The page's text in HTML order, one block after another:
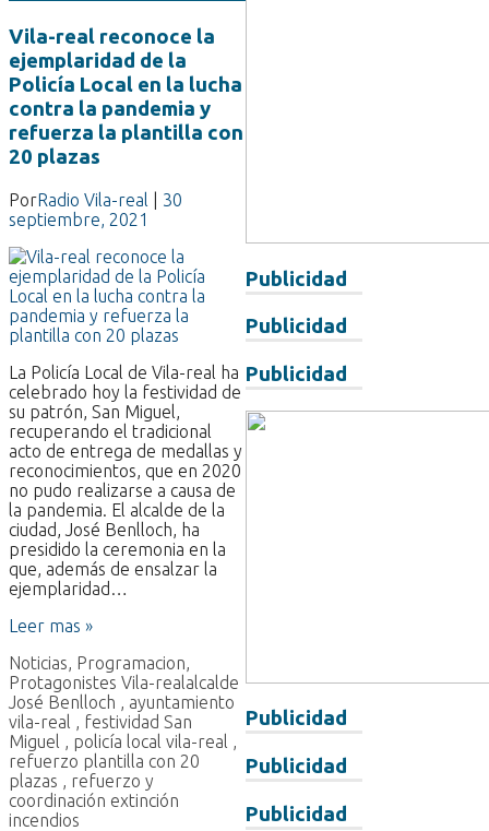
Publicidad
Publicidad
Publicidad
Publicidad
Publicidad
Publicidad
Vila-real reconoce la
ejemplaridad de la
Policía Local en la lucha
contra la pandemia y
refuerza la plantilla con
20 plazas
PorRadio Vila-real
30
septiembre, 2021
La Policía Local de Vila-real ha
celebrado hoy la festividad de
su patrón, San Miguel,
recuperando el tradicional
acto de entrega de medallas y
reconocimientos, que en 2020
no pudo realizarse a causa de
la pandemia. El alcalde de la
ciudad, José Benlloch, ha
presidido la ceremonia en la
que, además de ensalzar la
ejemplaridad…
Leer mas »
Noticias Programacion
Protagonistes Vila-real alcalde
José Benlloch
ayuntamiento
vila-real
festividad San
Miguel
policía local vila-real
refuerzo plantilla con 20
plazas
refuerzo y
coordinación extinción
incendios